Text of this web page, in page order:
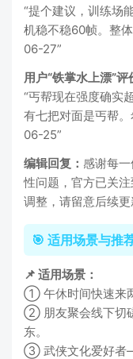
“提个建议，训练场
机稳不稳60帧。整
06-27”
用户“铁掌水上漂”评
“丐帮现在强度确实
有七把对面是丐帮
06-25”
编辑回复： 感谢每
性问题，官方已关
调整，请留意后续更
🎯 适用场景与推
📌 适用场景：
① 午休时间快速来
② 朋友聚会线下切
东。
③ 武侠文化爱好者